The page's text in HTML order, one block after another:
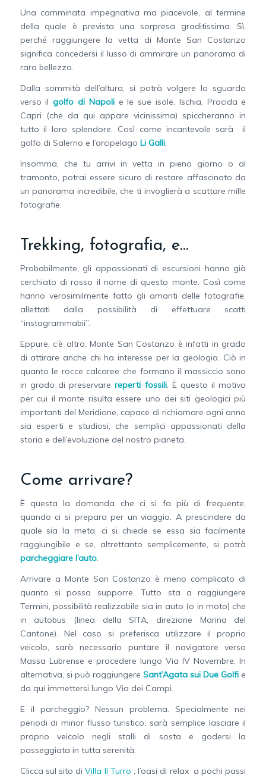
Una camminata impegnativa ma piacevole, al termine
della quale è prevista una sorpresa graditissima. Sì,
perché raggiungere la vetta di Monte San Costanzo
significa concedersi il lusso di ammirare un panorama di
rara bellezza.
Dalla sommità dell’altura, si potrà volgere lo sguardo
verso ilgolfo di Napolie le sue isole. Ischia, Procida e
Capri (che da qui appare vicinissima) spiccheranno in
tutto il loro splendore. Così come incantevole sarà il
golfo di Salerno e l’arcipelago Li Galli.
Insomma, che tu arrivi in vetta in pieno giorno o al
tramonto, potrai essere sicuro di restare affascinato da
un panorama incredibile, che ti invoglierà a scattare mille
fotografie.
Trekking, fotografia, e…
Probabilmente, gli appassionati di escursioni hanno già
cerchiato di rosso il nome di questo monte. Così come
hanno verosimilmente fatto gli amanti delle fotografie,
allettati dalla possibilità di effettuare scatti
“instagrammabii”.
Eppure, c’è altro. Monte San Costanzo è infatti in grado
di attirare anche chi ha interesse per la geologia. Ciò in
quanto le rocce calcaree che formano il massiccio sono
in grado di preservarereperti fossili. È questo il motivo
per cui il monte risulta essere uno dei siti geologici più
importanti del Meridione, capace di richiamare ogni anno
sia esperti e studiosi, che semplici appassionati della
storia e dell’evoluzione del nostro pianeta.
Come arrivare?
È questa la domanda che ci si fa più di frequente,
quando ci si prepara per un viaggio. A prescindere da
quale sia la meta, ci si chiede se essa sia facilmente
raggiungibile e se, altrettanto semplicemente, si potrà
parcheggiare l’auto.
Arrivare a Monte San Costanzo è meno complicato di
quanto si possa supporre. Tutto sta a raggiungere
Termini, possibilità realizzabile sia in auto (o in moto) che
in autobus (linea della SITA, direzione Marina del
Cantone). Nel caso si preferisca utilizzare il proprio
veicolo, sarà necessario puntare il navigatore verso
Massa Lubrense e procedere lungo Via IV Novembre. In
alternativa, si può raggiungere Sant’Agata sui Due Golfi e
da qui immettersi lungo Via dei Campi.
E il parcheggio? Nessun problema. Specialmente nei
periodi di minor flusso turistico, sarà semplice lasciare il
proprio veicolo negli stalli di sosta e godersi la
passeggiata in tutta serenità.
Clicca sul sito diVilla Il Turro
, l’oasi di relax a pochi passi